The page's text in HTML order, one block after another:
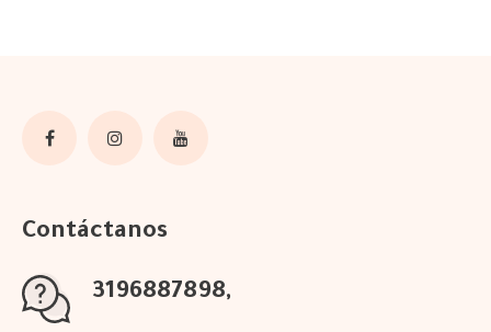
Contáctanos
3196887898